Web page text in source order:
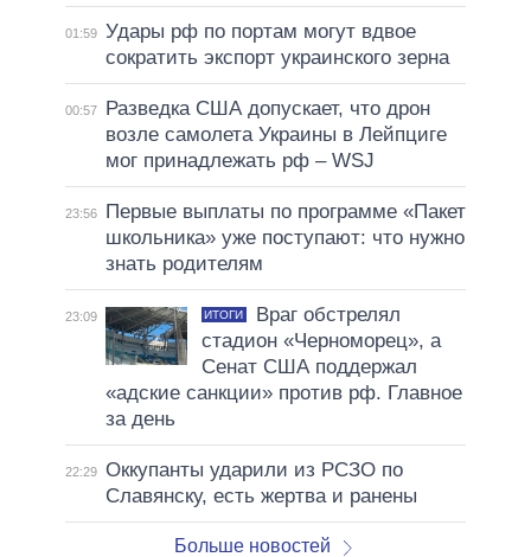
01:59 Удары рф по портам могут вдвое
сократить экспорт украинского зерна
00:57
Разведка США допускает, что дрон
возле самолета Украины в Лейпциге
мог принадлежать рф – WSJ
23:56
Первые выплаты по программе «Пакет
школьника» уже поступают: что нужно
знать родителям
23:09 ИТОГИ
Враг обстрелял
стадион «Черноморец», а
Сенат США поддержал
«адские санкции» против рф. Главное
за день
22:29 Оккупанты ударили из РСЗО по
Славянску, есть жертва и ранены
Больше новостей